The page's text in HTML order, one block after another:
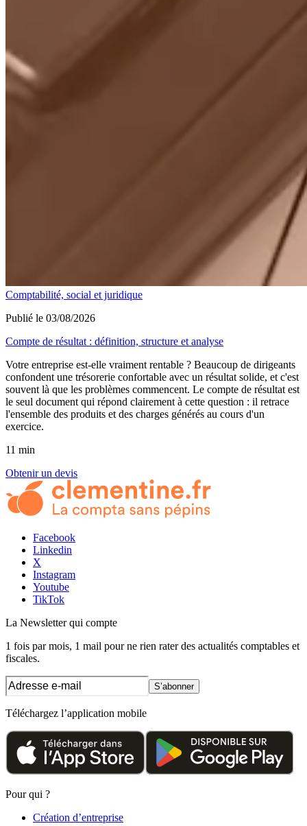
Comptabilité, social et juridique
Publié le 03/08/2026
Compte de résultat : définition, structure et analyse
Votre entreprise est-elle vraiment rentable ? Beaucoup de dirigeants
confondent une trésorerie confortable avec un résultat solide, et c'est
souvent là que les problèmes commencent. Le compte de résultat est
le seul document qui répond clairement à cette question : il retrace
l'ensemble des produits et des charges générés au cours d'un
exercice.
11 min
Obtenir un devis
Facebook
Linkedin
X
Instagram
Youtube
TikTok
La Newsletterqui compte
1 fois par mois, 1 mail pour ne rien rater des actualités comptables et
fiscales.
S’abonner
Téléchargez l’application mobile
Pour qui ?
Création d’entreprise